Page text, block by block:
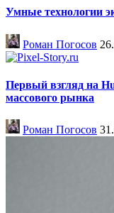
Умные технологии
Роман Погосов
Первый взгляд на
массового рынка
Роман Погосов